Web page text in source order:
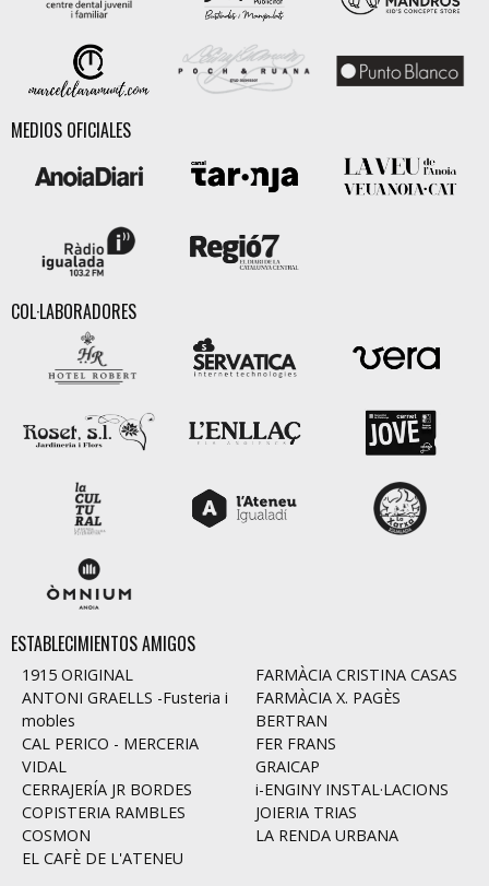
MEDIOS OFICIALES
COL·LABORADORES
ESTABLECIMIENTOS AMIGOS
1915 ORIGINAL
ANTONI GRAELLS -Fusteria i
mobles
CAL PERICO - MERCERIA
VIDAL
CERRAJERÍA JR BORDES
COPISTERIA RAMBLES
COSMON
EL CAFÈ DE L'ATENEU
FARMÀCIA CRISTINA CASAS
FARMÀCIA X. PAGÈS
BERTRAN
FER FRANS
GRAICAP
i-ENGINY INSTAL·LACIONS
JOIERIA TRIAS
LA RENDA URBANA